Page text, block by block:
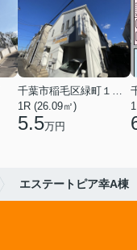
千葉市稲毛区緑町１丁目
1R (26.09㎡)
5.5万円
エステートピア幸A棟